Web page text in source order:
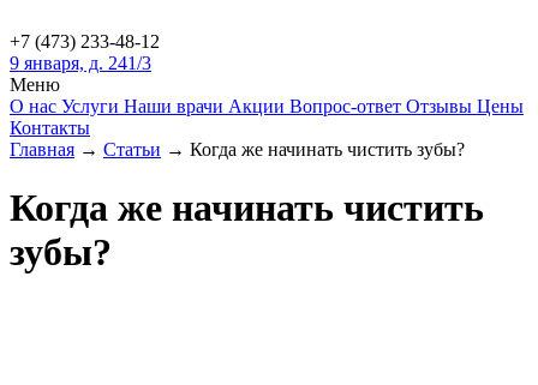
+7 (473) 233-48-12
9 января, д. 241/3
Меню
О нас Услуги Наши врачи Акции Вопрос-ответ Отзывы Цены
Контакты
Главная → Статьи → Когда же начинать чистить зубы?
Когда же начинать чистить
зубы?